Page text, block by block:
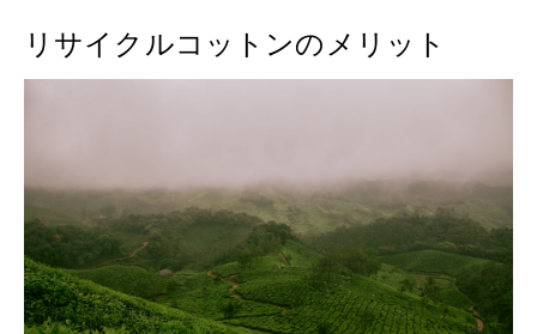
リサイクルコットンのメリット